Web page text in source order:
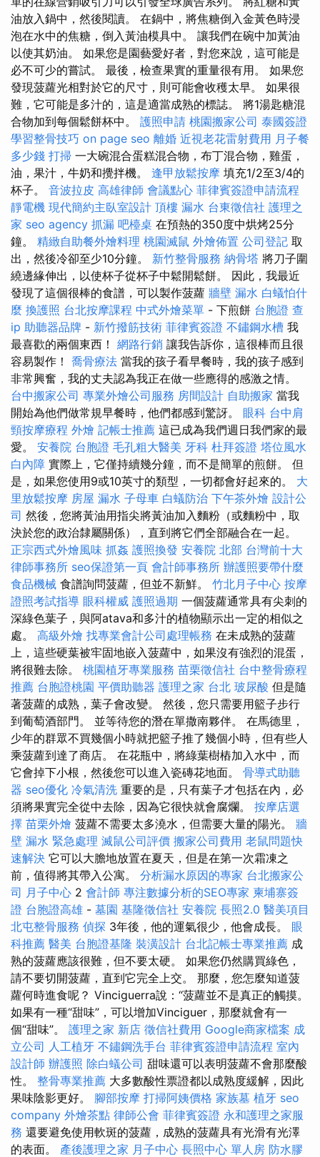
油放入鍋中，然後閱讀。 在鍋中，將焦糖倒入金黃色時浸
泡在水中的焦糖，倒入黃油模具中。 讓我們在碗中加黃油
以使其奶油。 如果您是園藝愛好者，對您來說，這可能是
必不可少的嘗試。 最後，檢查果實的重量很有用。 如果您
發現菠蘿光相對於它的尺寸，則可能會收穫太早。 如果很
難，它可能是多汁的，這是適當成熟的標誌。 將1湯匙糖混
合物加到每個鬆餅杯中。 護照申請 桃園搬家公司 泰國簽證
學習整骨技巧 on page seo 離婚 近視老花雷射費用 月子餐
多少錢 打掃 一大碗混合蛋糕混合物，布丁混合物，雞蛋，
油，果汁，牛奶和攪拌機。 逢甲放鬆按摩 填充1/2至3/4的
杯子。 音波拉皮 高雄律師 會議點心 菲律賓簽證申請流程
靜電機 現代簡約主臥室設計 頂樓 漏水 台東徵信社 護理之
家 seo agency 抓漏 吧檯桌 在預熱的350度中烘烤25分
鐘。 精緻自助餐外燴料理 桃園滅鼠 外燴佈置 公司登記 取
出，然後冷卻至少10分鐘。 新竹整骨服務 納骨塔 將刀子圍
繞邊緣伸出，以使杯子從杯子中鬆開鬆餅。 因此，我最近
發現了這個很棒的食譜，可以製作菠蘿 牆壁 漏水 白蟻怕什
麼 換護照 台北按摩課程 中式外燴菜單 - 下煎餅 台胞證 查
ip 助聽器品牌 - 新竹撥筋技術 菲律賓簽證 不鏽鋼水槽 我
最喜歡的兩個東西！ 網路行銷 讓我告訴你，這很棒而且很
容易製作！ 喬骨療法 當我的孩子看早餐時，我的孩子感到
非常興奮，我的丈夫認為我正在做一些應得的感激之情。
台中搬家公司 專業外燴公司服務 房間設計 自助搬家 當我
開始為他們做常規早餐時，他們都感到驚訝。 眼科 台中肩
頸按摩療程 外燴 記帳士推薦 這已成為我們週日我們家的最
愛。 安養院 台胞證 毛孔粗大醫美 牙科 杜拜簽證 塔位風水
白內障 實際上，它僅持續幾分鐘，而不是簡單的煎餅。 但
是，如果您使用9或10英寸的類型，一切都會好起來的。 大
里放鬆按摩 房屋 漏水 子母車 白蟻防治 下午茶外燴 設計公
司 然後，您將黃油用指尖將黃油加入麵粉（或麵粉中，取
決於您的政治隸屬關係），直到將它們全部融合在一起。
正宗西式外燴風味 抓姦 護照換發 安養院 北部 台灣前十大
律師事務所 seo保證第一頁 會計師事務所 辦護照要帶什麼
食品機械 食譜詢問菠蘿，但並不新鮮。 竹北月子中心 按摩
證照考試指導 眼科權威 護照過期 一個菠蘿通常具有尖刺的
深綠色葉子，與阿atava和多汁的植物顯示出一定的相似之
處。 高級外燴 找專業會計公司處理帳務 在未成熟的菠蘿
上，這些硬葉被牢固地嵌入菠蘿中，如果沒有強烈的混蛋，
將很難去除。 桃園植牙專業服務 苗栗徵信社 台中整骨療程
推薦 台胞證桃園 平價助聽器 護理之家 台北 玻尿酸 但是隨
著菠蘿的成熟，葉子會改變。 然後，您只需要用籃子步行
到葡萄酒部門。 並等待您的潛在單撒南夥伴。 在馬德里，
少年的群眾不買幾個小時就把籃子推了幾個小時，但有些人
乘菠蘿到達了商店。 在花瓶中，將綠葉樹樁加入水中，而
它會掉下小根，然後您可以進入瓷磚花地面。 骨導式助聽
器 seo優化 冷氣清洗 重要的是，只有葉子才包括在內，必
須將果實完全從中去除，因為它很快就會腐爛。 按摩店選
擇 苗栗外燴 菠蘿不需要太多澆水，但需要大量的陽光。 牆
壁 漏水 緊急處理 滅鼠公司評價 搬家公司費用 老鼠問題快
速解決 它可以大膽地放置在夏天，但是在第一次霜凍之
前，值得將其帶入公寓。 分析漏水原因的專家 台北搬家公
司 月子中心 2 會計師 專注數據分析的SEO專家 柬埔寨簽
證 台胞證高雄 - 墓園 基隆徵信社 安養院 長照2.0 醫美項目
北屯整骨服務 偵探 3年後，他的運氣很少，他會成長。 眼
科推薦 醫美 台胞證基隆 裝潢設計 台北記帳士專業推薦 成
熟的菠蘿應該很難，但不要太硬。 如果您仍然購買綠色，
請不要切開菠蘿，直到它完全上交。 那麼，您怎麼知道菠
蘿何時進食呢？ Vinciguerra說：“菠蘿並不是真正的觸摸。
如果有一種“甜味”，可以增加Vinciguer，那麼就會有一
個“甜味”。 護理之家 新店 徵信社費用 Google商家檔案 成
立公司 人工植牙 不鏽鋼洗手台 菲律賓簽證申請流程 室內
設計師 辦護照 除白蟻公司 甜味還可以表明菠蘿不會那麼酸
性。 整骨專業推薦 大多數酸性票證都以成熟度緩解，因此
果味陰影更好。 腳部按摩 打掃阿姨價格 家族墓 植牙 seo
company 外燴茶點 律師公會 菲律賓簽證 永和護理之家服
務 還要避免使用軟斑的菠蘿，成熟的菠蘿具有光滑有光澤
的表面。 產後護理之家 月子中心 長照中心 單人房 防水膠